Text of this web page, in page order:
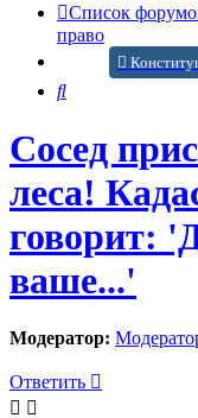
Список
право
Поиск
Сосед
леса!
говорит:
ваше...'
Модератор:
Ответить